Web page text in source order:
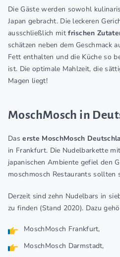
Die Gäste werden sowohl
Japan gebracht. Die leckeren
ausschließlich mitfrischen
schätzen neben dem Geschmack
Fett enthalten und die Küche so
ist. Die optimale Mahlzeit, die
Magen liegt!
MoschMosch in
Daserste MoschMosch
in Frankfurt. Die Nudelbarkette
japanischen Ambiente gefiel den
moschmosch Restaurants sollten
Derzeit sind zehn Nudelbars in
zu finden (Stand 2020). Dazu
MoschMosch Frankfurt,
MoschMosch Darmstadt,